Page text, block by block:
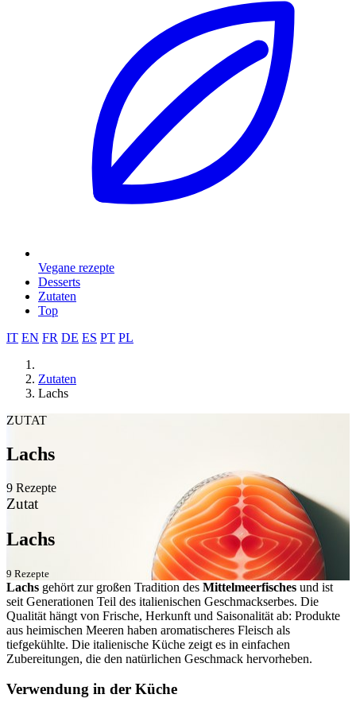
Vegane rezepte
Desserts
Zutaten
Top
IT EN FR DE ES PT PL
Zutaten
Lachs
ZUTAT
Lachs
9 Rezepte
Zutat
Lachs
9 Rezepte
Lachs gehört zur großen Tradition des Mittelmeerfisches und ist
seit Generationen Teil des italienischen Geschmackserbes. Die
Qualität hängt von Frische, Herkunft und Saisonalität ab: Produkte
aus heimischen Meeren haben aromatischeres Fleisch als
tiefgekühlte. Die italienische Küche zeigt es in einfachen
Zubereitungen, die den natürlichen Geschmack hervorheben.
Verwendung in der Küche